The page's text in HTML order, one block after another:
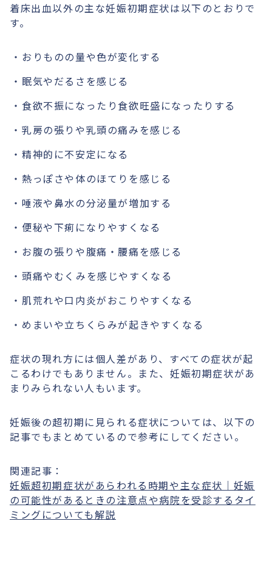
着床出血以外の主な妊娠初期症状は以下のとおりで
す。
おりものの量や色が変化する
眠気やだるさを感じる
食欲不振になったり食欲旺盛になったりする
乳房の張りや乳頭の痛みを感じる
精神的に不安定になる
熱っぽさや体のほてりを感じる
唾液や鼻水の分泌量が増加する
便秘や下痢になりやすくなる
お腹の張りや腹痛・腰痛を感じる
頭痛やむくみを感じやすくなる
肌荒れや口内炎がおこりやすくなる
めまいや立ちくらみが起きやすくなる
症状の現れ方には個人差があり、すべての症状が起
こるわけでもありません。また、妊娠初期症状があ
まりみられない人もいます。
妊娠後の超初期に見られる症状については、以下の
記事でもまとめているので参考にしてください。
関連記事：
妊娠超初期症状があらわれる時期や主な症状｜妊娠
の可能性があるときの注意点や病院を受診するタイ
ミングについても解説